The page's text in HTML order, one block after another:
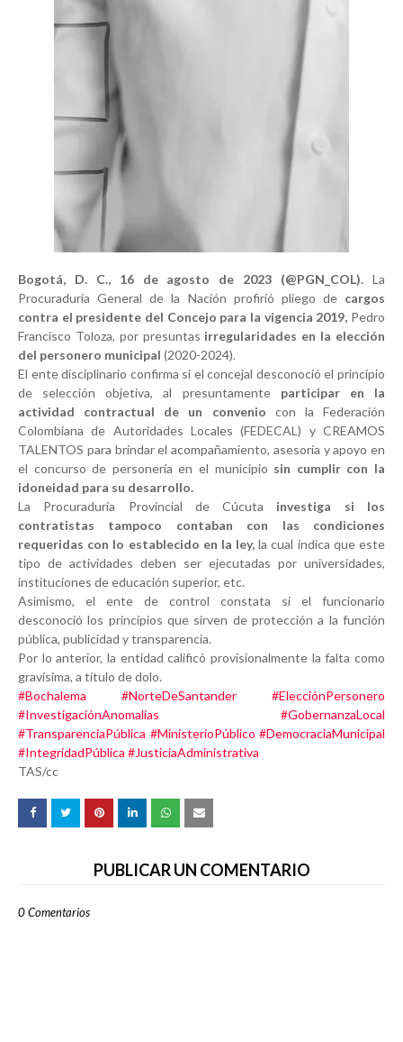
Bogotá, D. C., 16 de agosto de 2023 (@PGN_COL). La
Procuraduría General de la Nación profirió pliego decargos
contra el presidente del Concejo para la vigencia 2019, Pedro
Francisco Toloza, por presuntas irregularidades en la elección
del personero municipal (2020-2024).
El ente disciplinario confirma si el concejal desconoció el principio
de selección objetiva, al presuntamente participar en la
actividad contractual de un convenio con la Federación
Colombiana de Autoridades Locales (FEDECAL) y CREAMOS
TALENTOS para brindar el acompañamiento, asesoría y apoyo en
el concurso de personería en el municipio sin cumplir con la
idoneidad para su desarrollo.
La Procuraduría Provincial de Cúcuta investiga si los
contratistas tampoco contaban con las condiciones
requeridas con lo establecido en la ley,la cual indica que este
tipo de actividades deben ser ejecutadas por universidades,
instituciones de educación superior, etc.
Asimismo, el ente de control constata si el funcionario
desconoció los principios que sirven de protección a la función
pública, publicidad y transparencia.
Por lo anterior, la entidad calificó provisionalmente la falta como
gravísima, a título de dolo.
#Bochalema
#NorteDeSantander
#ElecciónPersonero
#InvestigaciónAnomalías
#GobernanzaLocal
#TransparenciaPública #MinisterioPúblico #DemocraciaMunicipal
#IntegridadPública #JusticiaAdministrativa
TAS/cc​
PUBLICAR UN COMENTARIO
0 Comentarios